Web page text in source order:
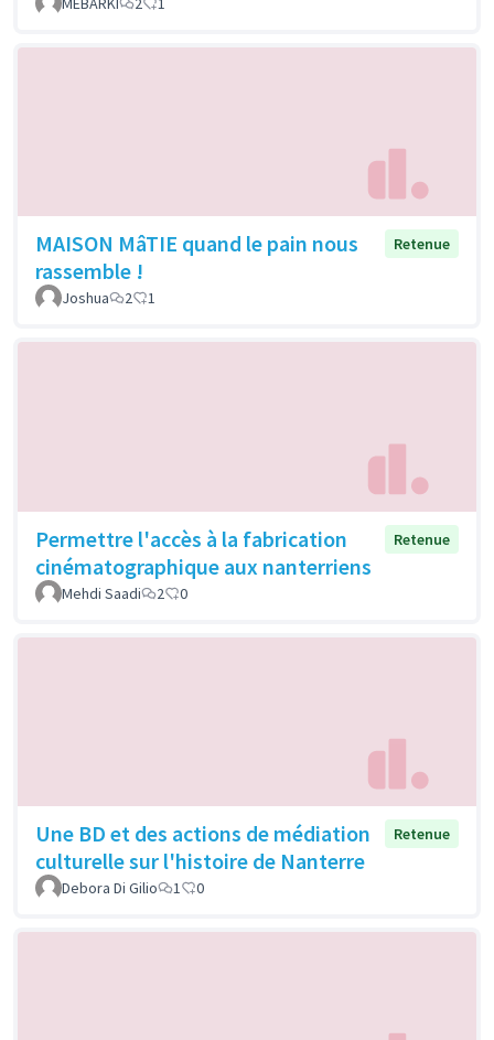
MAISON MâTIE quand le pain nous
rassemble !
Retenue
Joshua 2 1
Permettre l'accès à la fabrication
cinématographique aux nanterriens
Retenue
Mehdi Saadi 2 0
Une BD et des actions de médiation
culturelle sur l'histoire de Nanterre
Retenue
Debora Di Gilio 1 0